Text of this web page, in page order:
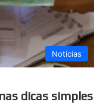
Notícias
dicas simples